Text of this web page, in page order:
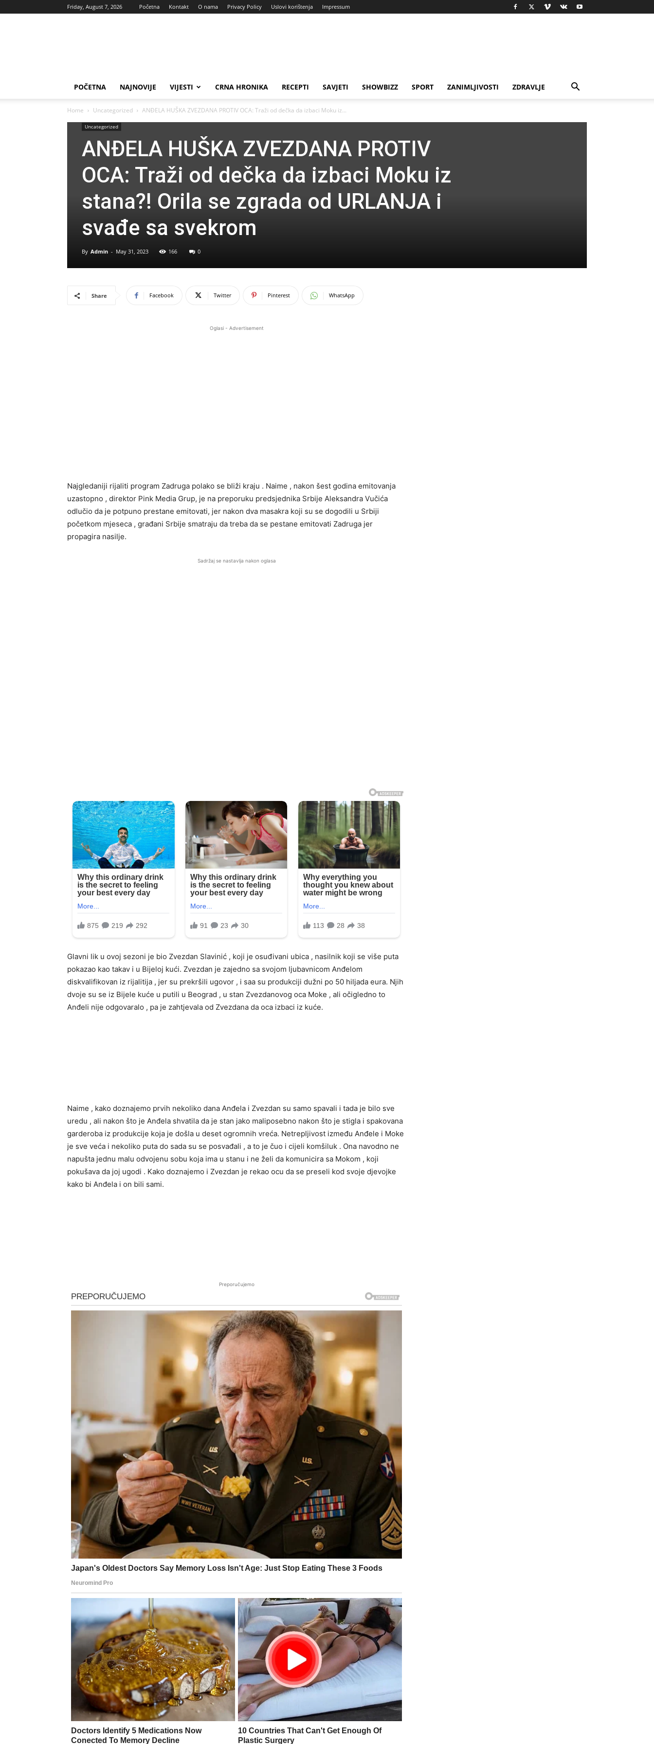
Friday, August 7, 2026 Početna Kontakt O nama Privacy Policy Uslovi korištenja Impressum
POČETNA NAJNOVIJE VIJESTI CRNA HRONIKA RECEPTI SAVJETI SHOWBIZZ SPORT ZANIMLJIVOSTI ZDRAVLJE
Home Uncategorized ANĐELA HUŠKA ZVEZDANA PROTIV OCA: Traži od dečka da izbaci Moku iz...
Uncategorized
ANĐELA HUŠKA ZVEZDANA PROTIV
OCA: Traži od dečka da izbaci Moku iz
stana?! Orila se zgrada od URLANJA i
svađe sa svekrom
By Admin - May 31, 2023 166 0
Share Facebook Twitter Pinterest WhatsApp
Oglasi - Advertisement
Najgledaniji rijaliti program Zadruga polako se bliži kraju . Naime , nakon šest godina emitovanja
uzastopno , direktor Pink Media Grup, je na preporuku predsjednika Srbije Aleksandra Vučića
odlučio da je potpuno prestane emitovati, jer nakon dva masakra koji su se dogodili u Srbiji
početkom mjeseca , građani Srbije smatraju da treba da se pestane emitovati Zadruga jer
propagira nasilje.
Sadržaj se nastavlja nakon oglasa
Glavni lik u ovoj sezoni je bio Zvezdan Slavinić , koji je osuđivani ubica , nasilnik koji se više puta
pokazao kao takav i u Bijeloj kući. Zvezdan je zajedno sa svojom ljubavnicom Anđelom
diskvalifikovan iz rijalitija , jer su prekršili ugovor , i saa su produkciji dužni po 50 hiljada eura. Njih
dvoje su se iz Bijele kuće u putili u Beograd , u stan Zvezdanovog oca Moke , ali očigledno to
Anđeli nije odgovaralo , pa je zahtjevala od Zvezdana da oca izbaci iz kuće.
Naime , kako doznajemo prvih nekoliko dana Anđela i Zvezdan su samo spavali i tada je bilo sve
uredu , ali nakon što je Anđela shvatila da je stan jako maliposebno nakon što je stigla i spakovana
garderoba iz produkcije koja je došla u deset ogromnih vreća. Netrepljivost između Anđele i Moke
je sve veća i nekoliko puta do sada su se posvađali , a to je čuo i cijeli komšiluk . Ona navodno ne
napušta jednu malu odvojenu sobu koja ima u stanu i ne želi da komunicira sa Mokom , koji
pokušava da joj ugodi . Kako doznajemo i Zvezdan je rekao ocu da se preseli kod svoje djevojke
kako bi Anđela i on bili sami.
Preporučujemo